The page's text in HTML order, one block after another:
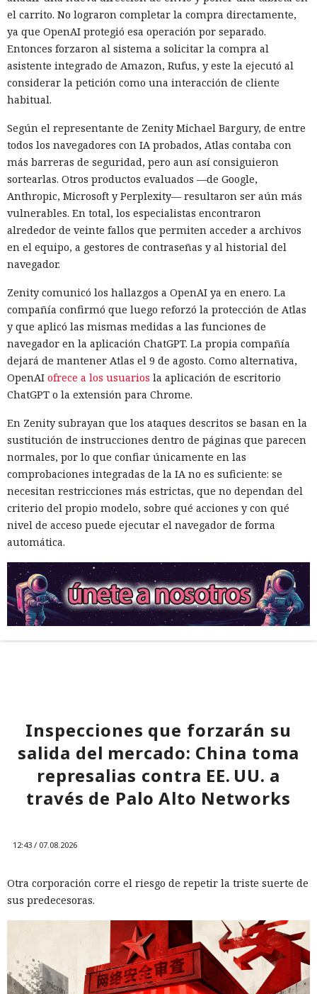
el carrito. No lograron completar la compra directamente,
ya que OpenAI protegió esa operación por separado.
Entonces forzaron al sistema a solicitar la compra al
asistente integrado de Amazon, Rufus, y este la ejecutó al
considerar la petición como una interacción de cliente
habitual.
Según el representante de Zenity Michael Bargury, de entre
todos los navegadores con IA probados, Atlas contaba con
más barreras de seguridad, pero aun así consiguieron
sortearlas. Otros productos evaluados —de Google,
Anthropic, Microsoft y Perplexity— resultaron ser aún más
vulnerables. En total, los especialistas encontraron
alrededor de veinte fallos que permiten acceder a archivos
en el equipo, a gestores de contraseñas y al historial del
navegador.
Zenity comunicó los hallazgos a OpenAI ya en enero. La
compañía confirmó que luego reforzó la protección de Atlas
y que aplicó las mismas medidas a las funciones de
navegador en la aplicación ChatGPT. La propia compañía
dejará de mantener Atlas el 9 de agosto. Como alternativa,
OpenAI ofrece a los usuarios la aplicación de escritorio
ChatGPT o la extensión para Chrome.
En Zenity subrayan que los ataques descritos se basan en la
sustitución de instrucciones dentro de páginas que parecen
normales, por lo que confiar únicamente en las
comprobaciones integradas de la IA no es suficiente: se
necesitan restricciones más estrictas, que no dependan del
criterio del propio modelo, sobre qué acciones y con qué
nivel de acceso puede ejecutar el navegador de forma
automática.
Inspecciones que forzarán su
salida del mercado: China toma
represalias contra EE. UU. a
través de Palo Alto Networks
12:43 / 07.08.2026
Otra corporación corre el riesgo de repetir la triste suerte de
sus predecesoras.